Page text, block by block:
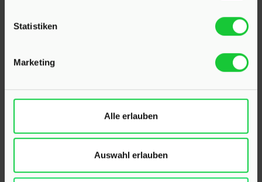
Statistiken
Marketing
Alle erlauben
Auswahl erlauben
Telefon:04551 901690
24568 Kaltenkirchen
Telefon:04191 2749279
info@hinrichsen-immobilien.com